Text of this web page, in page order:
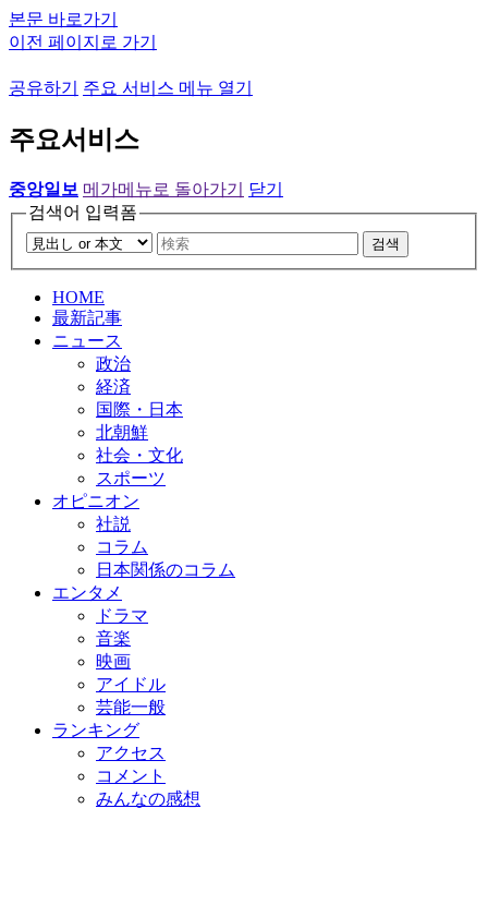
본문 바로가기
이전 페이지로 가기
공유하기 주요 서비스 메뉴 열기
주요서비스
중앙일보 메가메뉴로 돌아가기
닫기
검색어 입력폼
검색
HOME
最新記事
ニュース
政治
経済
国際・日本
北朝鮮
社会・文化
スポーツ
オピニオン
社説
コラム
日本関係のコラム
エンタメ
ドラマ
音楽
映画
アイドル
芸能一般
ランキング
アクセス
コメント
みんなの感想